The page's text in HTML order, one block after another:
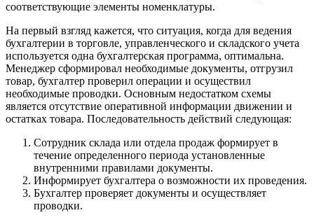
соответствующие элементы номенклатуры.
На первый взгляд кажется, что ситуация, когда для ведения
бухгалтерии в торговле, управленческого и складского учета
используется одна бухгалтерская программа, оптимальна.
Менеджер сформировал необходимые документы, отгрузил
товар, бухгалтер проверил операции и осуществил
необходимые проводки. Основным недостатком схемы
является отсутствие оперативной информации движении и
остатках товара. Последовательность действий следующая:
Сотрудник склада или отдела продаж формирует в
течение определенного периода установленные
внутренними правилами документы.
Информирует бухгалтера о возможности их проведения.
Бухгалтер проверяет документы и осуществляет
проводки.